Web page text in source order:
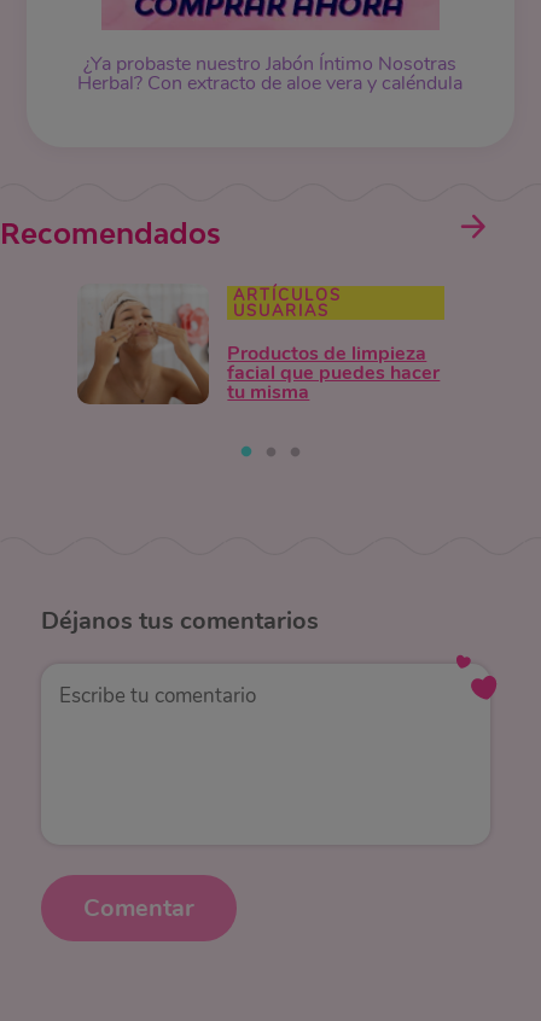
¿Ya probaste nuestro Jabón Íntimo Nosotras
Herbal? Con extracto de aloe vera y caléndula
Recomendados
ARTÍCULOS
USUARIAS
Productos de limpieza
facial que puedes hacer
tu misma
Déjanos tus comentarios
Comentar